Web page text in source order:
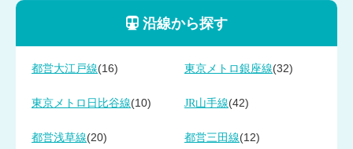
沿線から探す
都営大江戸線(16) 東京メトロ銀座線(32)
東京メトロ日比谷線(10) JR山手線(42)
都営浅草線(20) 都営三田線(12)